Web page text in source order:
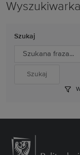
Wyszukiwarka
Szukaj